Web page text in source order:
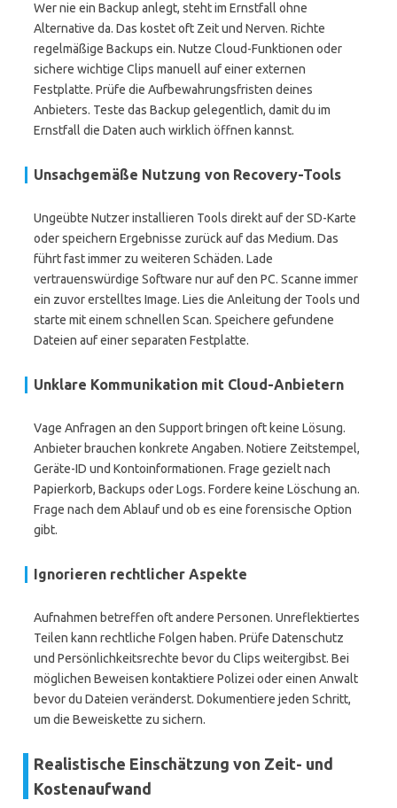
Wer nie ein Backup anlegt, steht im Ernstfall ohne
Alternative da. Das kostet oft Zeit und Nerven. Richte
regelmäßige Backups ein. Nutze Cloud-Funktionen oder
sichere wichtige Clips manuell auf einer externen
Festplatte. Prüfe die Aufbewahrungsfristen deines
Anbieters. Teste das Backup gelegentlich, damit du im
Ernstfall die Daten auch wirklich öffnen kannst.
Unsachgemäße Nutzung von Recovery-Tools
Ungeübte Nutzer installieren Tools direkt auf der SD-Karte
oder speichern Ergebnisse zurück auf das Medium. Das
führt fast immer zu weiteren Schäden. Lade
vertrauenswürdige Software nur auf den PC. Scanne immer
ein zuvor erstelltes Image. Lies die Anleitung der Tools und
starte mit einem schnellen Scan. Speichere gefundene
Dateien auf einer separaten Festplatte.
Unklare Kommunikation mit Cloud-Anbietern
Vage Anfragen an den Support bringen oft keine Lösung.
Anbieter brauchen konkrete Angaben. Notiere Zeitstempel,
Geräte-ID und Kontoinformationen. Frage gezielt nach
Papierkorb, Backups oder Logs. Fordere keine Löschung an.
Frage nach dem Ablauf und ob es eine forensische Option
gibt.
Ignorieren rechtlicher Aspekte
Aufnahmen betreffen oft andere Personen. Unreflektiertes
Teilen kann rechtliche Folgen haben. Prüfe Datenschutz
und Persönlichkeitsrechte bevor du Clips weitergibst. Bei
möglichen Beweisen kontaktiere Polizei oder einen Anwalt
bevor du Dateien veränderst. Dokumentiere jeden Schritt,
um die Beweiskette zu sichern.
Realistische Einschätzung von Zeit- und
Kostenaufwand